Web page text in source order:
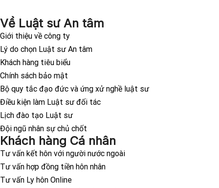
Về Luật sư An tâm
Giới thiệu về công ty
Lý do chọn Luật sư An tâm
Khách hàng tiêu biểu
Chính sách bảo mật
Bộ quy tắc đạo đức và ứng xử nghề luật sư
Điều kiện làm Luật sư đối tác
Lịch đào tạo Luật sư
Đội ngũ nhân sự chủ chốt
Khách hàng Cá nhân
Tư vấn kết hôn với người nước ngoài
Tư vấn hợp đồng tiền hôn nhân
Tư vấn Ly hôn Online